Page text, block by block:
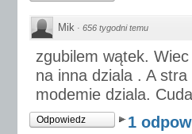
Mik · 656 tygodni temu
zgubilem wątek.
na inna dziala . A
modemie dziala. Cuda
Odpowiedz 1